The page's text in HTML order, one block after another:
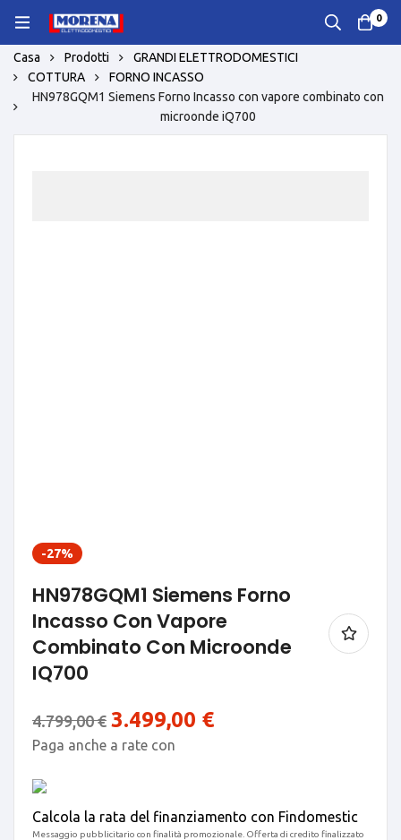
0
Casa Prodotti
GRANDI ELETTRODOMESTICI
COTTURA
FORNO INCASSO
HN978GQM1 Siemens Forno Incasso con vapore combinato con
microonde iQ700
-27%
HN978GQM1 Siemens Forno
Incasso Con Vapore
Combinato Con Microonde
IQ700
4.799,00€ 3.499,00 €
Paga anche a rate con
Calcola la rata del finanziamento con Findomestic
Messaggio pubblicitario con finalità promozionale. Offerta di credito finalizzato